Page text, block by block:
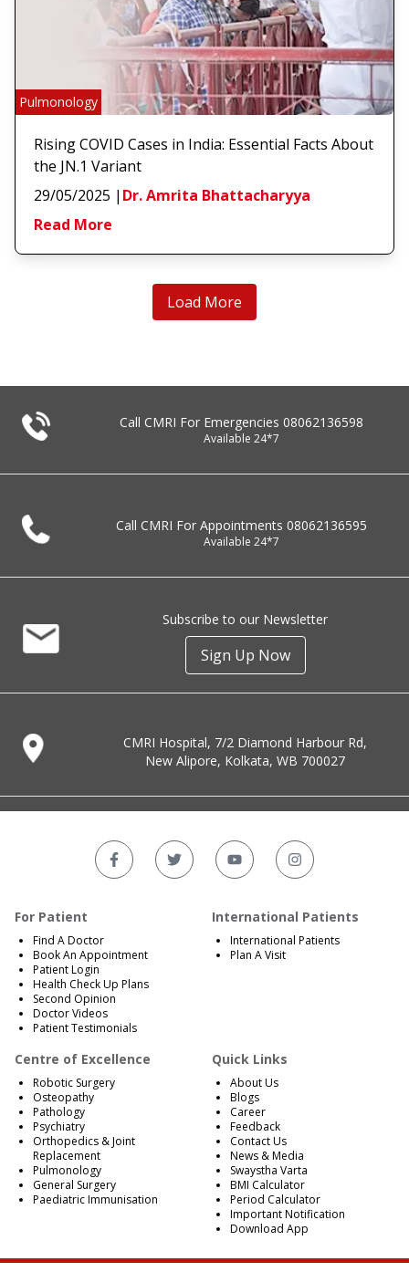
Pulmonology
Rising COVID Cases in India: Essential Facts About
the JN.1 Variant
29/05/2025 | Dr. Amrita Bhattacharyya
Read More
Load More
Call CMRI For Emergencies 08062136598
Available 24*7
Call CMRI For Appointments 08062136595
Available 24*7
Subscribe to our Newsletter
Sign Up Now
CMRI Hospital, 7/2 Diamond Harbour Rd,
New Alipore, Kolkata, WB 700027
For Patient
Find A Doctor
Book An Appointment
Patient Login
Health Check Up Plans
Second Opinion
Doctor Videos
Patient Testimonials
International Patients
International Patients
Plan A Visit
Centre of Excellence
Robotic Surgery
Osteopathy
Pathology
Psychiatry
Orthopedics & Joint
Replacement
Pulmonology
General Surgery
Paediatric Immunisation
Quick Links
About Us
Blogs
Career
Feedback
Contact Us
News & Media
Swaystha Varta
BMI Calculator
Period Calculator
Important Notification
Download App